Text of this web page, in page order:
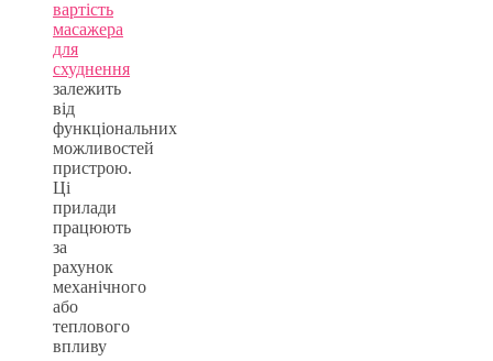
вартість
масажера
для
схуднення
залежить
від
функціональних
можливостей
пристрою.
Ці
прилади
працюють
за
рахунок
механічного
або
теплового
впливу